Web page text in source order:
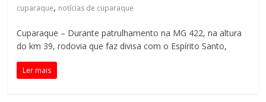
cuparaque, notícias de cuparaque
Cuparaque – Durante patrulhamento na MG 422, na altura
do km 39, rodovia que faz divisa com o Espírito Santo,
Ler mais